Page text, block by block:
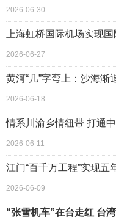
2026-06-30
上海虹桥国际机场实现
2026-06-27
黄河“几”字弯上：沙海渐
2026-06-18
情系川渝乡情纽带 打通
2026-06-11
江门“百千万工程”实现五
2026-06-09
“张雪机车”在台走红 台